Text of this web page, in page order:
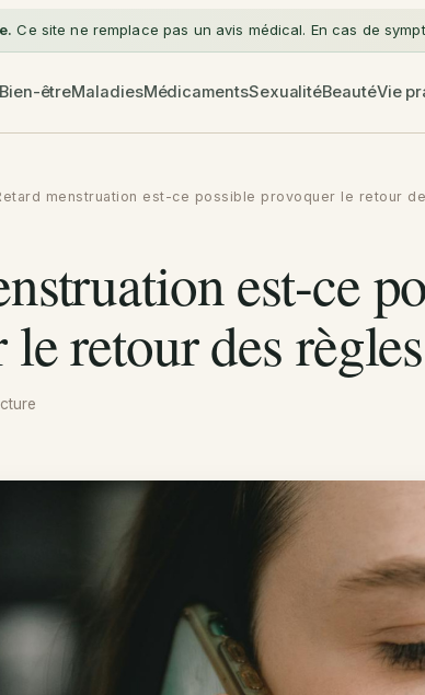
Ce site ne remplace pas un avis médical. En cas de
êtreMaladiesMédicamentsSexualitéBeautéVie
menstruation est-ce possible provoquer le retour
est-ce
retour des règles